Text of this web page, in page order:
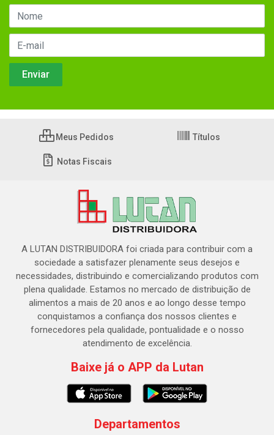
Meus Pedidos Títulos
Notas Fiscais
A LUTAN DISTRIBUIDORA foi criada para contribuir com a
sociedade a satisfazer plenamente seus desejos e
necessidades, distribuindo e comercializando produtos com
plena qualidade. Estamos no mercado de distribuição de
alimentos a mais de 20 anos e ao longo desse tempo
conquistamos a confiança dos nossos clientes e
fornecedores pela qualidade, pontualidade e o nosso
atendimento de excelência.
Baixe já o APP da Lutan
Departamentos